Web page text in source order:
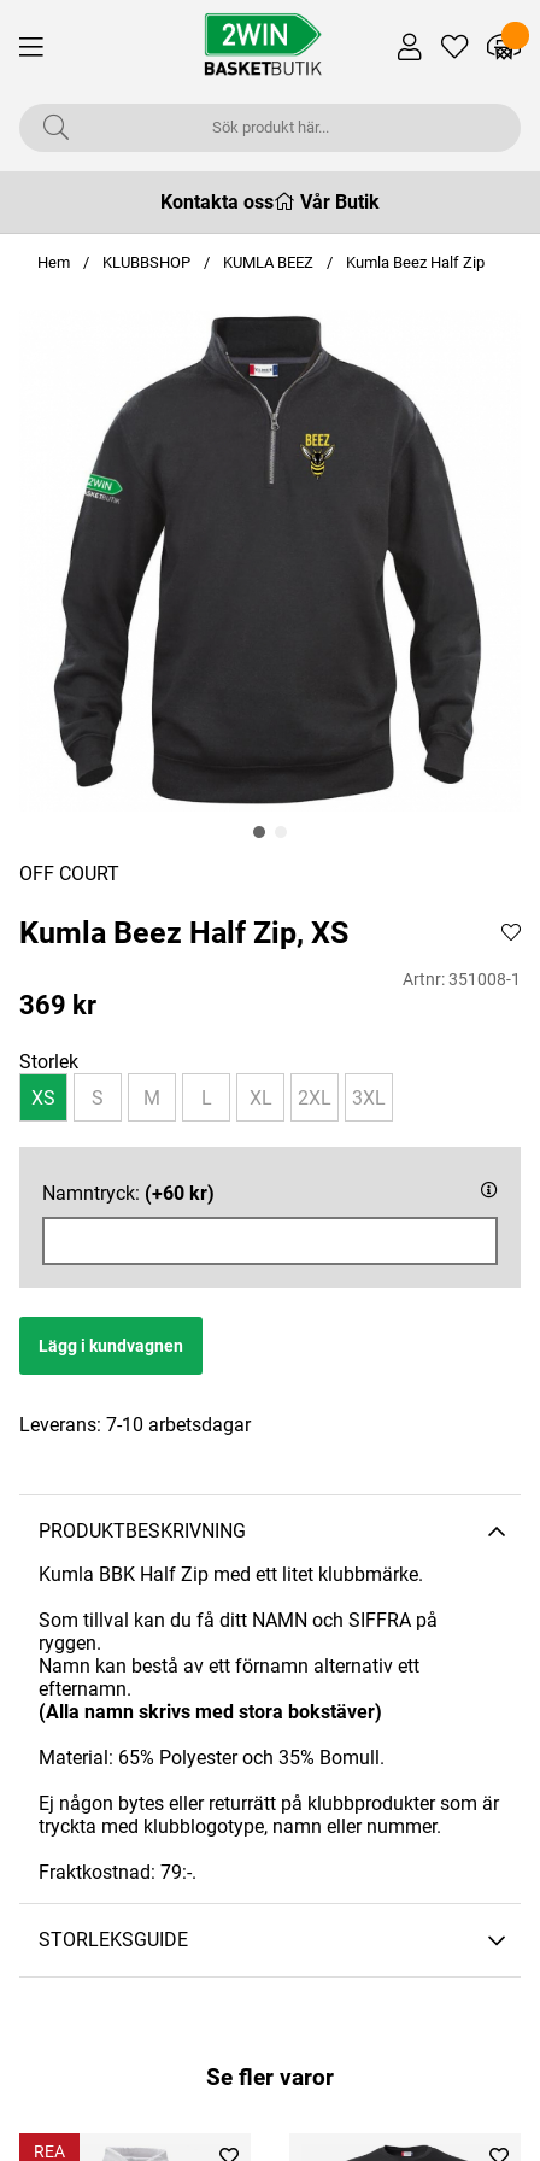
Kontakta oss Vår Butik
Hem KLUBBSHOP KUMLA BEEZ Kumla Beez Half Zip
OFF COURT
Kumla Beez Half Zip, XS
Artnr:351008-1
369 kr
Namntryck: (+60 kr)
Storlek
XS
S M L XL 2XL 3XL
Lägg i kundvagnen
Leverans: 7-10 arbetsdagar
PRODUKTBESKRIVNING
Kumla BBK Half Zip med ett litet klubbmärke.
Som tillval kan du få ditt NAMN och SIFFRA på
ryggen.
Namn kan bestå av ett förnamn alternativ ett
efternamn.
(Alla namn skrivs med stora bokstäver)
Material: 65% Polyester och 35% Bomull.
Ej någon bytes eller returrätt på klubbprodukter som är
tryckta med klubblogotype, namn eller nummer.
Fraktkostnad: 79:-.
STORLEKSGUIDE
Se fler varor
REA